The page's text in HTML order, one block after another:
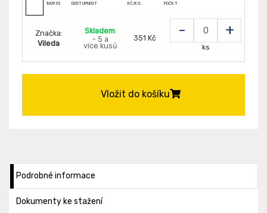
160933 DOSTUPNOST KČ/KS: POČET
Značka:
Vileda
Skladem
- 5 a
více kusů
351 Kč - +
ks
Vložit do košíku
Podrobné informace
Dokumenty ke stažení